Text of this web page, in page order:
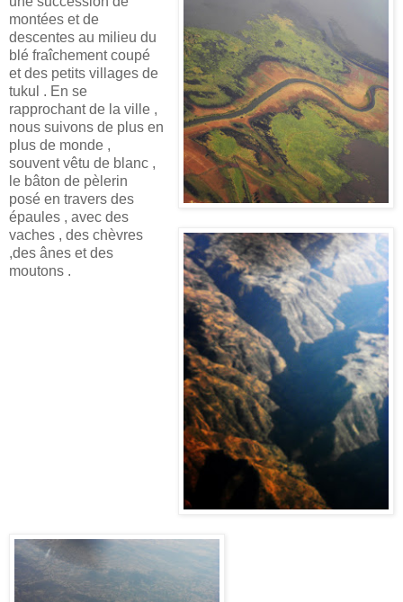
montées et de
descentes au milieu du
blé fraîchement coupé
et des petits villages de
tukul . En se
rapprochant de la ville ,
nous suivons de plus en
plus de monde ,
souvent vêtu de blanc ,
le bâton de pèlerin
posé en travers des
épaules , avec des
vaches , des chèvres
,des ânes et des
moutons .